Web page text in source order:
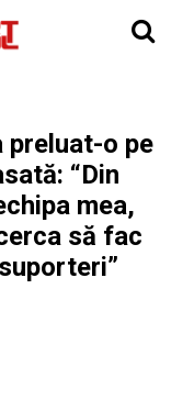
preluat-o pe
“Din
mea,
să fac